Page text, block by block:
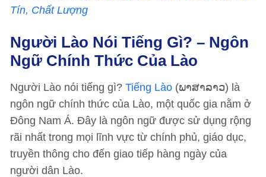
Tín, Chất Lượng
Người Lào Nói Tiếng Gì? – Ngôn
Ngữ Chính Thức Của Lào
Người Lào nói tiếng gì? Tiếng Lào (ພາສາລາວ) là
ngôn ngữ chính thức của Lào, một quốc gia nằm ở
Đông Nam Á. Đây là ngôn ngữ được sử dụng rộng
rãi nhất trong mọi lĩnh vực từ chính phủ, giáo dục,
truyền thông cho đến giao tiếp hàng ngày của
người dân Lào.